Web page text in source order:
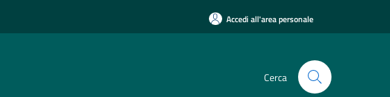
Accedi all'area personale
Cerca